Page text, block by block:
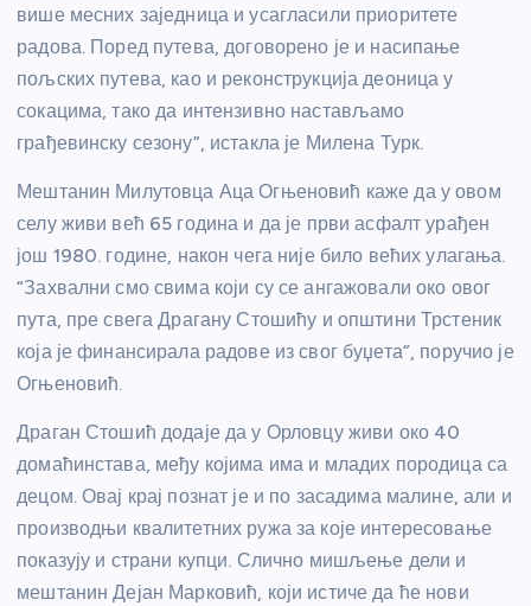
више месних заједница и усагласили приоритете
радова. Поред путева, договорено је и насипање
пољских путева, као и реконструкција деоница у
сокацима, тако да интензивно настављамо
грађевинску сезону”, истакла је Милена Турк.
Мештанин Милутовца Аца Огњеновић каже да у овом
селу живи већ 65 година и да је први асфалт урађен
још 1980. године, након чега није било већих улагања.
“Захвални смо свима који су се ангажовали око овог
пута, пре свега Драгану Стошићу и општини Трстеник
која је финансирала радове из свог буџета”, поручио је
Огњеновић.
Драган Стошић додаје да у Орловцу живи око 40
домаћинстава, међу којима има и младих породица са
децом. Овај крај познат је и по засадима малине, али и
производњи квалитетних ружа за које интересовање
показују и страни купци. Слично мишљење дели и
мештанин Дејан Марковић, који истиче да ће нови